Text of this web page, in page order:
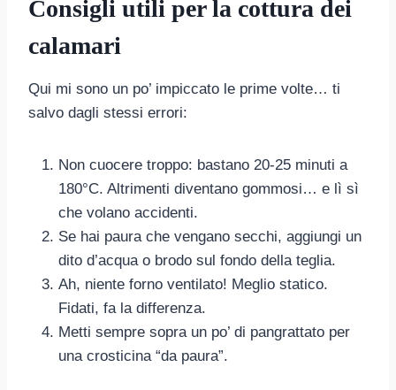
Consigli utili per la cottura dei
calamari
Qui mi sono un po’ impiccato le prime volte… ti
salvo dagli stessi errori:
Non cuocere troppo: bastano 20-25 minuti a
180°C. Altrimenti diventano gommosi… e lì sì
che volano accidenti.
Se hai paura che vengano secchi, aggiungi un
dito d’acqua o brodo sul fondo della teglia.
Ah, niente forno ventilato! Meglio statico.
Fidati, fa la differenza.
Metti sempre sopra un po’ di pangrattato per
una crosticina “da paura”.